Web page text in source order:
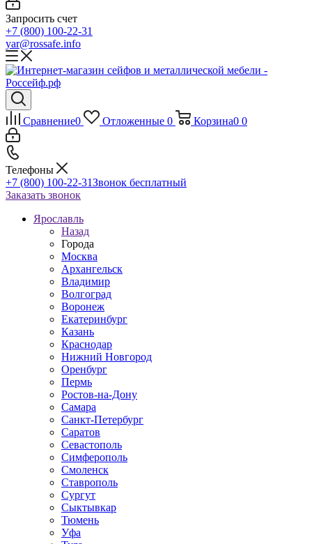
Запросить счет
+7 (800) 100-22-31
yar@rossafe.info
Сравнение0 Отложенные 0 Корзина0 0
Телефоны
+7 (800) 100-22-31Звонок бесплатный
Заказать звонок
Ярославль
Назад
Города
Москва
Архангельск
Владимир
Волгоград
Воронеж
Екатеринбург
Казань
Краснодар
Нижний Новгород
Оренбург
Пермь
Ростов-на-Дону
Самара
Санкт-Петербург
Саратов
Севастополь
Симферополь
Смоленск
Ставрополь
Сургут
Сыктывкар
Тюмень
Уфа